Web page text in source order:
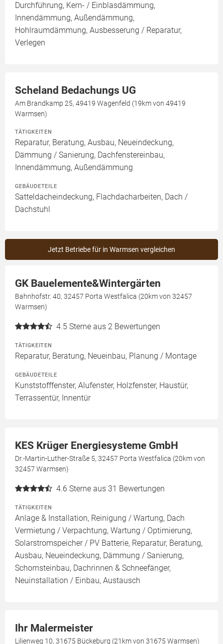
Durchführung, Kern- / Einblasdämmung,
Innendämmung, Außendämmung,
Hohlraumdämmung, Ausbesserung / Reparatur,
Verlegen
Scheland Bedachungs UG
Am Brandkamp 25, 49419 Wagenfeld (19km von 49419
Warmsen)
TÄTIGKEITEN
Reparatur, Beratung, Ausbau, Neueindeckung,
Dämmung / Sanierung, Dachfenstereinbau,
Innendämmung, Außendämmung
GEBÄUDETEILE
Satteldacheindeckung, Flachdacharbeiten, Dach /
Dachstuhl
Jetzt Betriebe für in Warmsen vergleichen
GK Bauelemente&Wintergärten
Bahnhofstr. 40, 32457 Porta Westfalica (20km von 32457
Warmsen)
4.5 Sterne aus 2 Bewertungen
TÄTIGKEITEN
Reparatur, Beratung, Neueinbau, Planung / Montage
GEBÄUDETEILE
Kunststofffenster, Alufenster, Holzfenster, Haustür,
Terrassentür, Innentür
KES Krüger Energiesysteme GmbH
Dr.-Martin-Luther-Straße 5, 32457 Porta Westfalica (20km von
32457 Warmsen)
4.6 Sterne aus 31 Bewertungen
TÄTIGKEITEN
Anlage & Installation, Reinigung / Wartung, Dach
Vermietung / Verpachtung, Wartung / Optimierung,
Solarstromspeicher / PV Batterie, Reparatur, Beratung,
Ausbau, Neueindeckung, Dämmung / Sanierung,
Schornsteinbau, Dachrinnen & Schneefänger,
Neuinstallation / Einbau, Austausch
Ihr Malermeister
Lilienweg 10, 31675 Bückeburg (21km von 31675 Warmsen)